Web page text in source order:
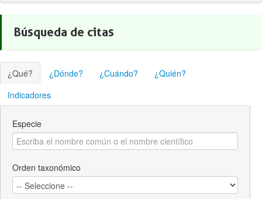
Citas
Localización
Observadores
Acerca de
Búsqueda de citas
¿Qué? ¿Dónde? ¿Cuándo?
¿Quién?
Indicadores
Especie
Orden taxonómico